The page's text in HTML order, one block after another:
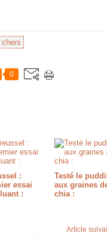
0
:
essai
:
Testé le
aux graines
chia :
Article